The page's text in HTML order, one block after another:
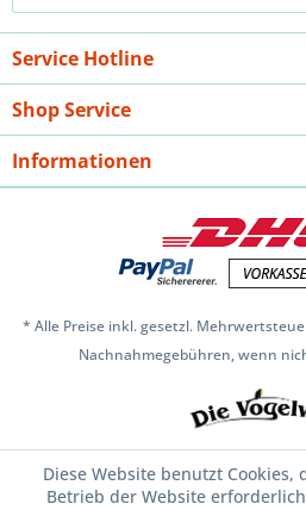
Service Hotline
Shop Service
Informationen
* Alle Preise inkl. gesetzl.
Nachnahmegebühren, wenn
Diese Website benutzt
Betrieb der Website